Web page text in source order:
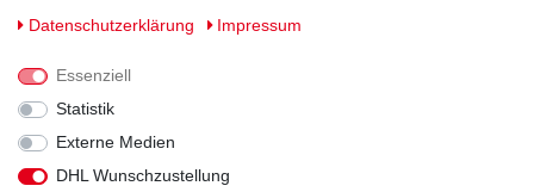
Daten­schutz­erklärung
Impressum
Essenziell
Statistik
Externe Medien
DHL Wunschzustellung